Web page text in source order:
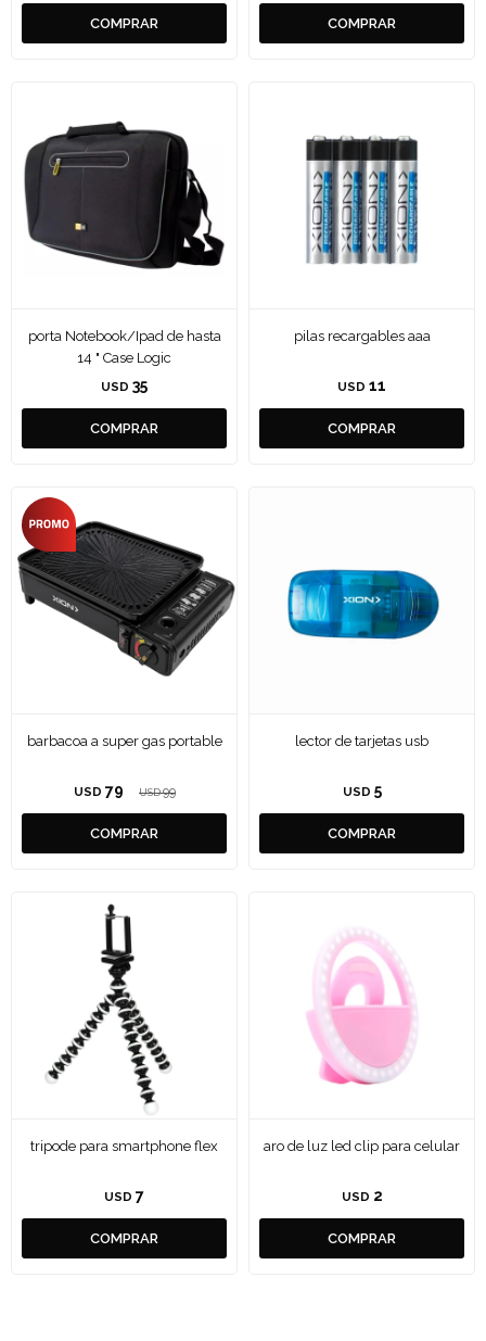
porta Notebook/Ipad de hasta
14 " Case Logic
USD 35
pilas recargables aaa
USD 11
barbacoa a super gas portable
USD 79 USD 99
lector de tarjetas usb
USD 5
tripode para smartphone flex
USD 7
aro de luz led clip para celular
USD 2